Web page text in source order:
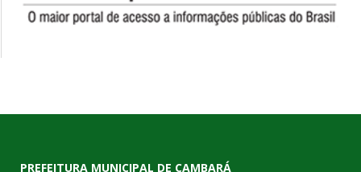
PREFEITURA MUNICIPAL DE CAMBARÁ